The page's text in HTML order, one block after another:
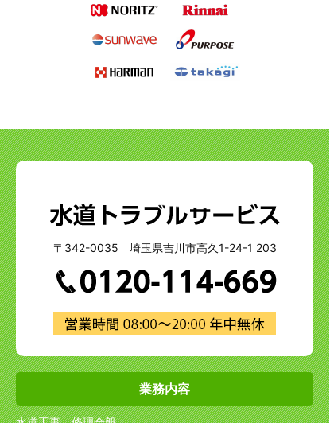
〒342-0035 埼玉県吉川市高久1-24-1 203
業務内容